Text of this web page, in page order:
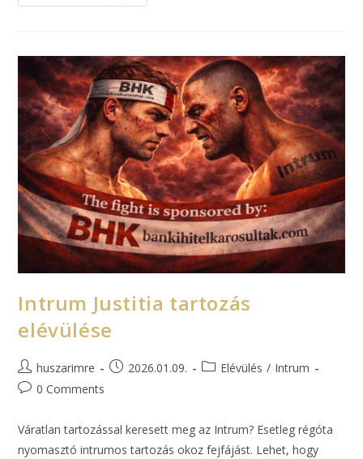
Intrum Justitia tartozás
elévülése
huszarimre 2026.01.09. Elévülés / Intrum
0 Comments
Váratlan tartozással keresett meg az Intrum? Esetleg régóta
nyomasztó intrumos tartozás okoz fejfájást. Lehet, hogy